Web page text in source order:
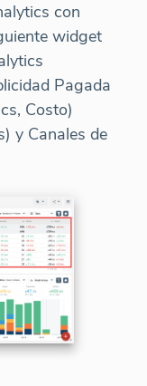
con
widget
Pagada
Costo)
y Canales de